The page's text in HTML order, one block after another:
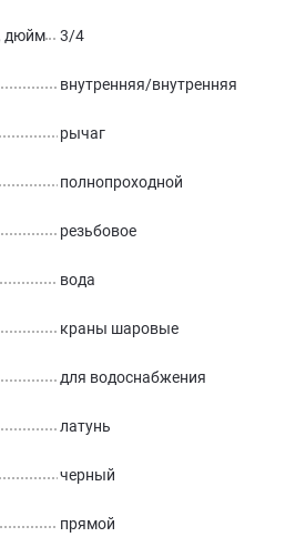
дюйм 3/4
внутренняя/внутренняя
рычаг
полнопроходной
резьбовое
вода
краны шаровые
для водоснабжения
латунь
черный
прямой